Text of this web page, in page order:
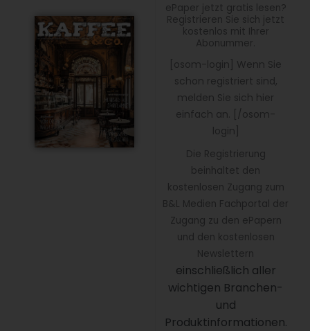
ePaper jetzt gratis lesen?
Registrieren Sie sich jetzt
kostenlos mit Ihrer
Abonummer.
[osom-login] Wenn Sie
schon registriert sind,
melden Sie sich hier
einfach an. [/osom-
login]
Die Registrierung
beinhaltet den
kostenlosen Zugang zum
B&L Medien Fachportal der
Zugang zu den ePapern
und den kostenlosen
Newslettern
einschließlich aller
wichtigen Branchen-
und
Produktinformationen.